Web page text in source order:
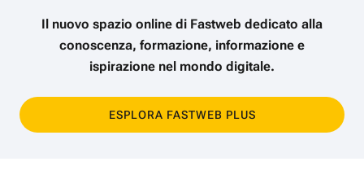
Il nuovo spazio online di Fastweb dedicato alla
conoscenza, formazione, informazione e
ispirazione nel mondo digitale.
ESPLORA FASTWEB PLUS